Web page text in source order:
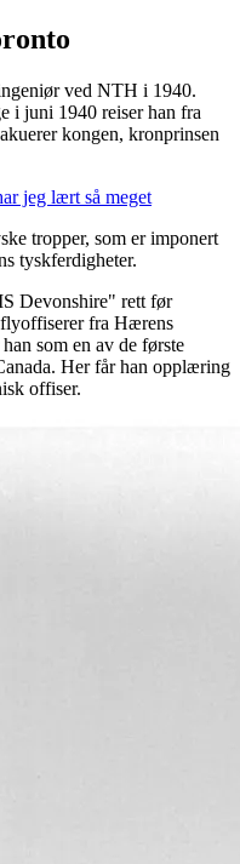
ved NTH i 1940.
i juni 1940 reiser han fra
kongen, kronprinsen
jeg lært så meget
tropper, som er imponert
tyskferdigheter.
Devonshire" rett før
fra Hærens
som en av de første
Her får han opplæring
offiser.